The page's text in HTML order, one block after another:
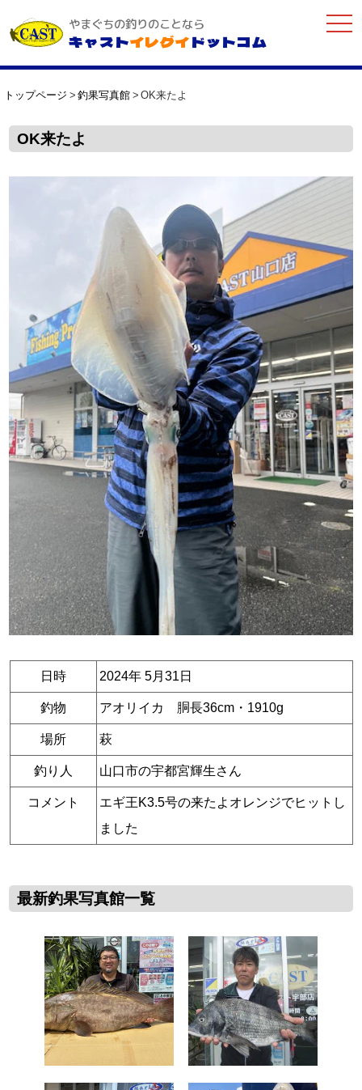
やまぐちの釣りのことなら
キャストイレグイドットコム
トップページ 釣果写真館 OK来たよ
OK来たよ
日時 2024年 5月31日
釣物 アオリイカ 胴長36cm・1910g
場所 萩
釣り人 山口市の宇都宮輝生さん
コメント
エギ王K3.5号の来たよオレンジでヒットし
ました
最新釣果写真館一覧